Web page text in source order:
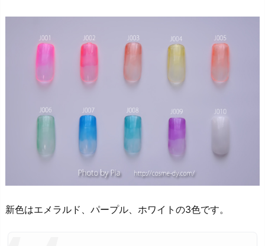
新色はエメラルド、パープル、ホワイトの3色です。